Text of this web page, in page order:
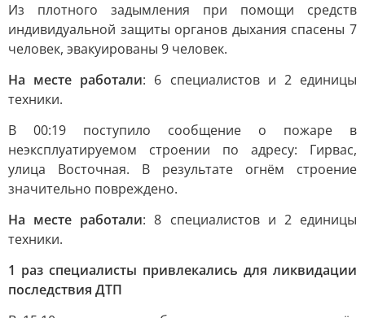
Из плотного задымления при помощи средств
индивидуальной защиты органов дыхания спасены 7
человек, эвакуированы 9 человек.
На месте работали: 6 специалистов и 2 единицы
техники.
В 00:19 поступило сообщение о пожаре в
неэксплуатируемом строении по адресу: Гирвас,
улица Восточная. В результате огнём строение
значительно повреждено.
На месте работали: 8 специалистов и 2 единицы
техники.
1 раз специалисты привлекались для ликвидации
последствия ДТП